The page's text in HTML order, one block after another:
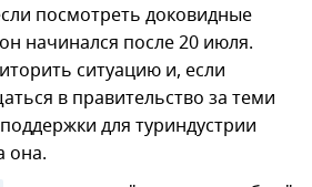
посмотреть доковидные
начинался после 20 июля.
ситуацию и, если
в правительство за теми
для туриндустрии
она.